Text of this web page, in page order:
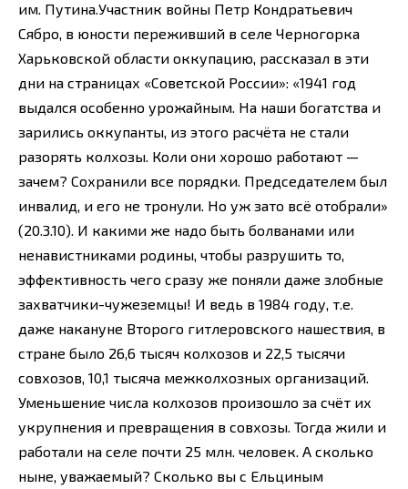
им. Путина.Участник войны Петр Кондратьевич
Сябро, в юности переживший в селе Черногорка
Харьковской области оккупацию, рассказал в эти
дни на страницах «Советской России»: «1941 год
выдался особенно урожайным. На наши богатства и
зарились оккупанты, из этого расчёта не стали
разорять колхозы. Коли они хорошо работают —
зачем? Сохранили все порядки. Председателем был
инвалид, и его не тронули. Но уж зато всё отобрали»
(20.3.10). И какими же надо быть болванами или
ненавистниками родины, чтобы разрушить то,
эффективность чего сразу же поняли даже злобные
захватчики-чужеземцы! И ведь в 1984 году, т.е.
даже накануне Второго гитлеровского нашествия, в
стране было 26,6 тысяч колхозов и 22,5 тысячи
совхозов, 10,1 тысяча межколхозных организаций.
Уменьшение числа колхозов произошло за счёт их
укрупнения и превращения в совхозы. Тогда жили и
работали на селе почти 25 млн. человек. А сколько
ныне, уважаемый? Сколько вы с Ельциным